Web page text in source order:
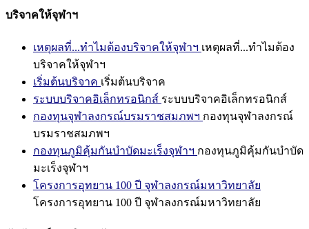
บริจาคให้จุฬาฯ
เหตุผลที่...ทำไมต้องบริจาคให้จุฬาฯ เหตุผลที่...ทำไมต้อง
บริจาคให้จุฬาฯ
เริ่มต้นบริจาค เริ่มต้นบริจาค
ระบบบริจาคอิเล็กทรอนิกส์ ระบบบริจาคอิเล็กทรอนิกส์
กองทุนจุฬาลงกรณ์บรมราชสมภพฯ กองทุนจุฬาลงกรณ์
บรมราชสมภพฯ
กองทุนภูมิคุ้มกันบำบัดมะเร็งจุฬาฯ กองทุนภูมิคุ้มกันบำบัด
มะเร็งจุฬาฯ
โครงการอุทยาน 100 ปี จุฬาลงกรณ์มหาวิทยาลัย
โครงการอุทยาน 100 ปี จุฬาลงกรณ์มหาวิทยาลัย